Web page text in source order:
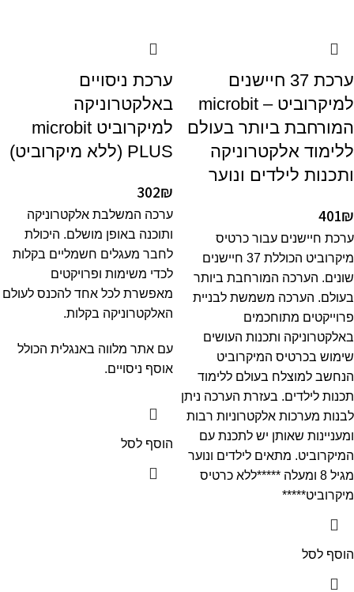
ערכת 37 חיישנים
למיקרוביט – microbit
המורחבת ביותר בעולם
ללימוד אלקטרוניקה
ותכנות לילדים ונוער
401₪
ערכת חיישנים עבור כרטיס
מיקרוביט הכוללת 37 חיישנים
שונים. הערכה המורחבת ביותר
בעולם. הערכה משמשת לבניית
פרוייקטים מתוחכמים
באלקטרוניקה ותכנות העושים
שימוש בכרטיס המיקרוביט
הנחשב למוצלח בעולם ללימוד
תכנות לילדים. בעזרת הערכה ניתן
לבנות מערכות אלקטרוניות רבות
ומעניינות שאותן יש לתכנת עם
המיקרוביט. מתאים לילדים ונוער
מגיל 8 ומעלה *****ללא כרטיס
מיקרוביט*****
הוסף לסל
ערכת ניסויים
באלקטרוניקה
למיקרוביט microbit
PLUS (ללא מיקרוביט)
302₪
ערכה המשלבת אלקטרוניקה
ותוכנה באופן מושלם. היכולת
לחבר מעגלים חשמליים בקלות
לכדי משימות ופרויקטים
מאפשרת לכל אחד להכנס לעולם
האלקטרוניקה בקלות.
עם אתר מלווה באנגלית הכולל
אוסף ניסויים.
הוסף לסל